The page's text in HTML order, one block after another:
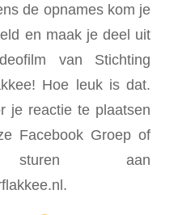
de opnames kom je
en maak je deel uit
van Stichting
Hoe leuk is dat.
je reactie te plaatsen
Facebook Groep of
sturen aan